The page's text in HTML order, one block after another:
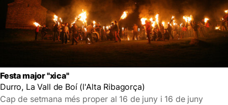
Festa major "xica"
Durro, La Vall de Boí (l'Alta Ribagorça)
Cap de setmana més proper al 16 de juny i 16 de juny